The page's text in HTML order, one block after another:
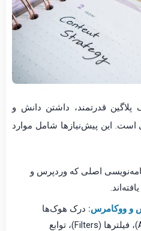
قدرتمند، داشتن دانش و
این پیش‌نیازها شامل موارد
اصلی که وردپرس و
درک هوک‌ها
(Hooks)، اکشن‌ها (Actions)، فیلترها (Filters)، توابع